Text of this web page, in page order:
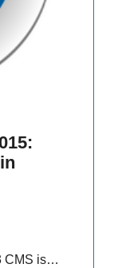
CMS is…